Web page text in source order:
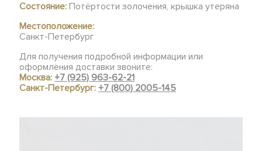
Состояние: Потёртости золочения, крышка утеряна
Местоположение:
Санкт-Петербург
Для получения подробной информации или
оформления доставки звоните:
Москва:+7 (925) 963-62-21
Санкт-Петербург:+7 (800) 2005-145